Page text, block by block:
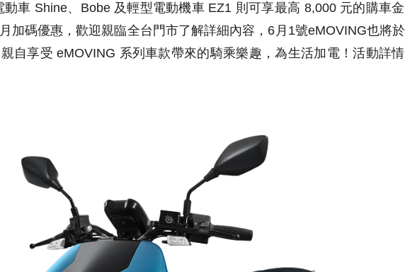
動車 Shine、 Bobe 及輕型電動機車 EZ1 則可享最高 8,000 元的購車
加碼優惠，歡迎親臨全台門市了解詳細內容， 6 月 1號eMOVING也將
自享受 eMOVING 系列車款帶來的騎乘樂趣，為生活加電！活動詳